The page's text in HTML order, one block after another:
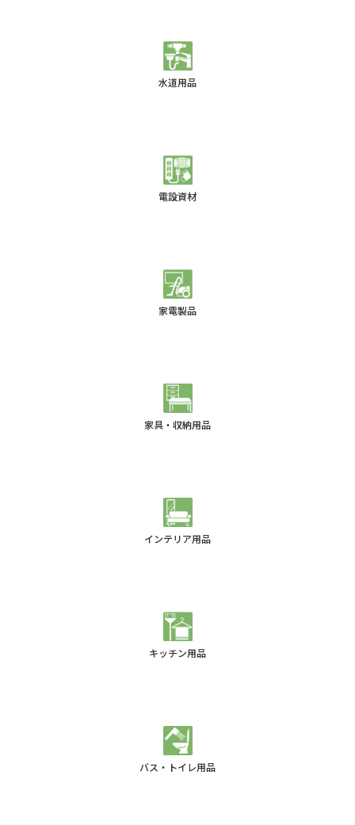
水道用品
電設資材
家電製品
家具・収納用品
インテリア用品
キッチン用品
バス・トイレ用品